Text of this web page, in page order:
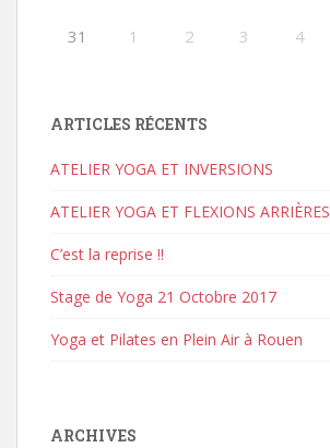
31 1 2 3 4
ARTICLES RÉCENTS
ATELIER YOGA ET INVERSIONS
ATELIER YOGA ET FLEXIONS ARRIÈRES
C’est la reprise !!
Stage de Yoga 21 Octobre 2017
Yoga et Pilates en Plein Air à Rouen
ARCHIVES